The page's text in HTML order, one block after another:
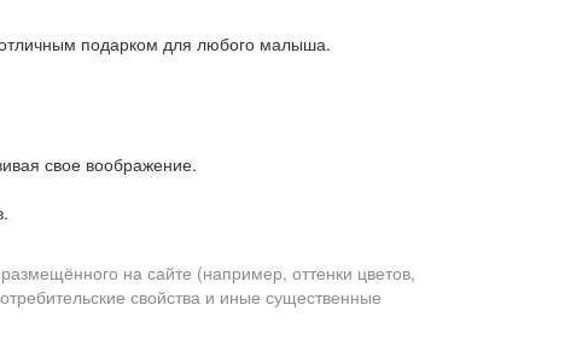
подарком для любого малыша.
свое воображение.
на сайте (например, оттенки цветов,
свойства и иные существенные